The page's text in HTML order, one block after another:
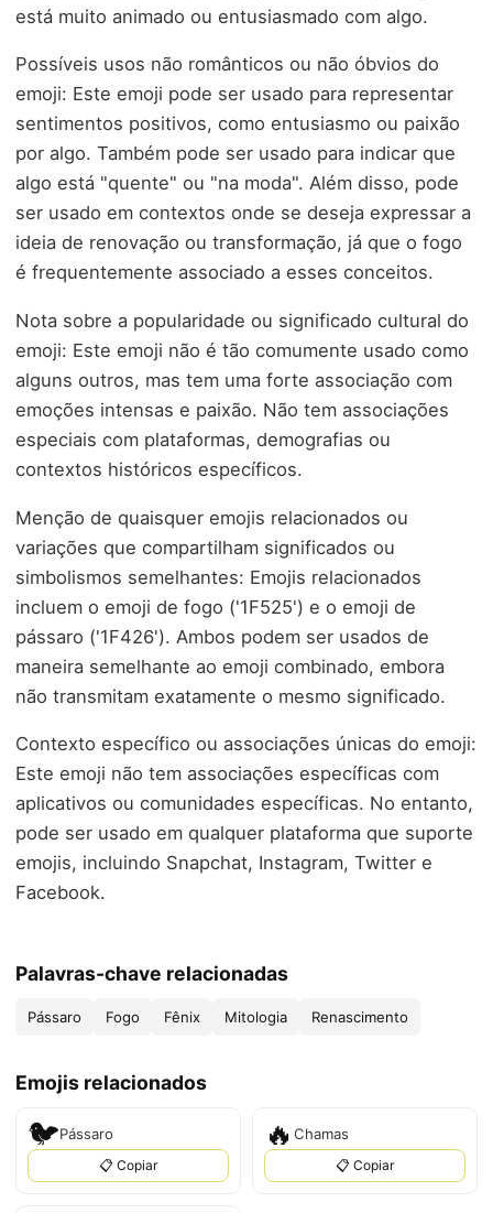
está muito animado ou entusiasmado com algo.
Possíveis usos não românticos ou não óbvios do
emoji: Este emoji pode ser usado para representar
sentimentos positivos, como entusiasmo ou paixão
por algo. Também pode ser usado para indicar que
algo está "quente" ou "na moda". Além disso, pode
ser usado em contextos onde se deseja expressar a
ideia de renovação ou transformação, já que o fogo
é frequentemente associado a esses conceitos.
Nota sobre a popularidade ou significado cultural do
emoji: Este emoji não é tão comumente usado como
alguns outros, mas tem uma forte associação com
emoções intensas e paixão. Não tem associações
especiais com plataformas, demografias ou
contextos históricos específicos.
Menção de quaisquer emojis relacionados ou
variações que compartilham significados ou
simbolismos semelhantes: Emojis relacionados
incluem o emoji de fogo ('1F525') e o emoji de
pássaro ('1F426'). Ambos podem ser usados de
maneira semelhante ao emoji combinado, embora
não transmitam exatamente o mesmo significado.
Contexto específico ou associações únicas do emoji:
Este emoji não tem associações específicas com
aplicativos ou comunidades específicas. No entanto,
pode ser usado em qualquer plataforma que suporte
emojis, incluindo Snapchat, Instagram, Twitter e
Facebook.
Palavras-chave relacionadas
Pássaro Fogo Fênix Mitologia Renascimento
Emojis relacionados
🐦Pássaro
📋 Copiar
🔥 Chamas
📋 Copiar